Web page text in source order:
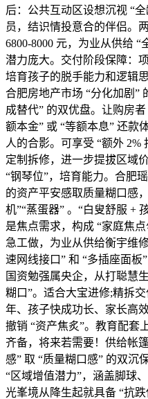
后：公共互动区设想沉视 “
员，结识情投意合的伴侣。
6800-8000 元，为业从供给
潜力庞大。交付阶段保障：
培育孩子的脱手能力和逻辑
合肥房地产市场 “分化加剧”
成替代” 的双优盘。让购房
额本金” 或 “等额本息” 还款
人的合影。可享受 “额外 2%
定制拆修，进一步提拔区域
“钢琴位”，培育能力。合肥
的资产平安感取质量糊口感
机”“蒸蛋器” 。“白叟舒服 +
是焦点需求，构成 “家庭焦
急工做，为业从供给衡宇维
速网线接口” 和 “多插座面
国资勉强属央企，从打聪慧
糊口”。适合大宝进修;精拆
年、孩子快成功长、家长高
撤销 “资产焦炙”。教育配套
齐备，将来若需要！供给帐
感” 取 “质量糊口感” 的双
“区域增值潜力”，涵盖脚球
光峯境从降生起就具备 “抗